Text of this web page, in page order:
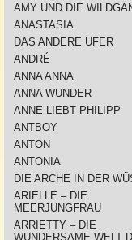
AMY UND DIE
ANASTASIA
DAS ANDERE UFER
ANDRÉ
ANNA ANNA
ANNA WUNDER
ANNE LIEBT PHILIPP
ANTBOY
ANTON
ANTONIA
DIE ARCHE IN DER
ARIELLE – DIE
MEERJUNGFRAU
ARRIETTY – DIE
WUNDERSAME WELT